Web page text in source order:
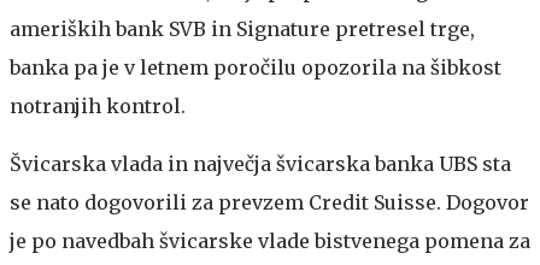
ameriških bank SVB in Signature pretresel trge,
banka pa je v letnem poročilu opozorila na šibkost
notranjih kontrol.
Švicarska vlada in največja švicarska banka UBS sta
se nato dogovorili za prevzem Credit Suisse. Dogovor
je po navedbah švicarske vlade bistvenega pomena za